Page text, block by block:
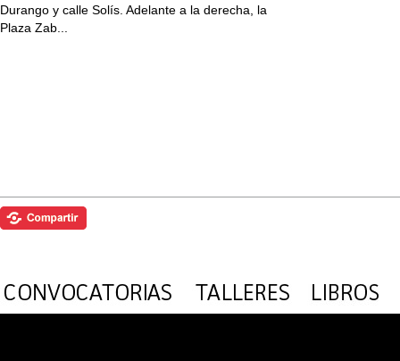
Durango y calle Solís. Adelante a la derecha, la
Plaza Zab...